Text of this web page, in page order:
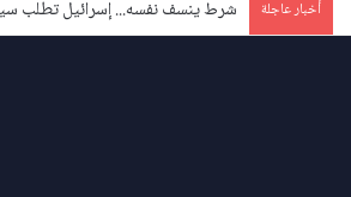
أخبار عاجلة شرط ينسف نفسه... إسرائيل تطلب